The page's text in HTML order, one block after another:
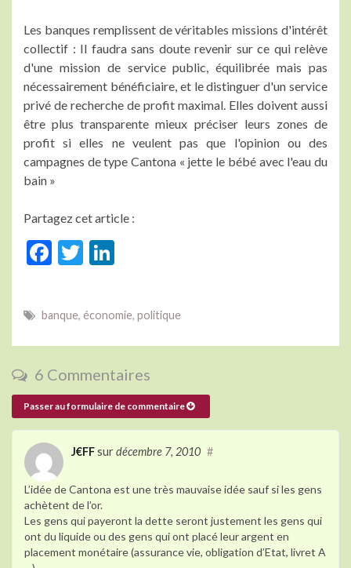
Les banques remplissent de véritables missions d'intérêt
collectif : Il faudra sans doute revenir sur ce qui relève
d'une mission de service public, équilibrée mais pas
nécessairement bénéficiaire, et le distinguer d'un service
privé de recherche de profit maximal. Elles doivent aussi
être plus transparente mieux préciser leurs zones de
profit si elles ne veulent pas que l'opinion ou des
campagnes de type Cantona « jette le bébé avec l'eau du
bain »
Partagez cet article :
F
b
o
o
k
T
itt
er
ke
dI
n
banque, économie, politique
6 Commentaires
Passer au formulaire de commentaire
J€FFsur décembre 7, 2010 #
L’idée de Cantona est une très mauvaise idée sauf si les gens
achètent de l’or.
Les gens qui payeront la dette seront justement les gens qui
ont du liquide ou des gens qui ont placé leur argent en
placement monétaire (assurance vie, obligation d’Etat, livret A